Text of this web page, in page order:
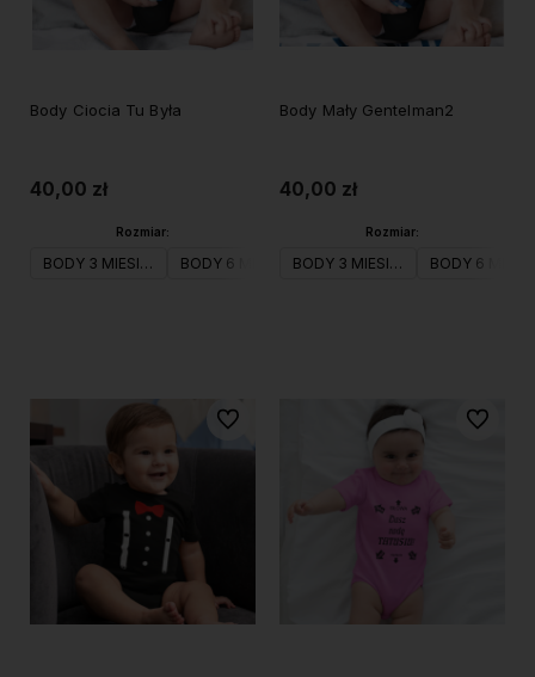
Body Ciocia Tu Była
40,00 zł
Rozmiar:
BODY 3 MIESIĄC BODY 6 MIESIĄC BODY 9 MIESIĄC BODY 12
Body Mały Gentelman2
40,00 zł
Rozmiar:
BODY 3 MIESIĄC BODY 6
Do ulubionych Do